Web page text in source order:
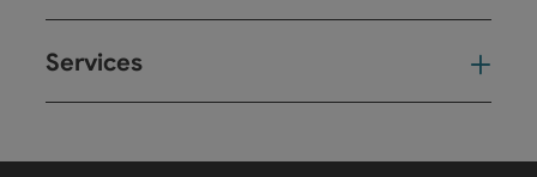
Services